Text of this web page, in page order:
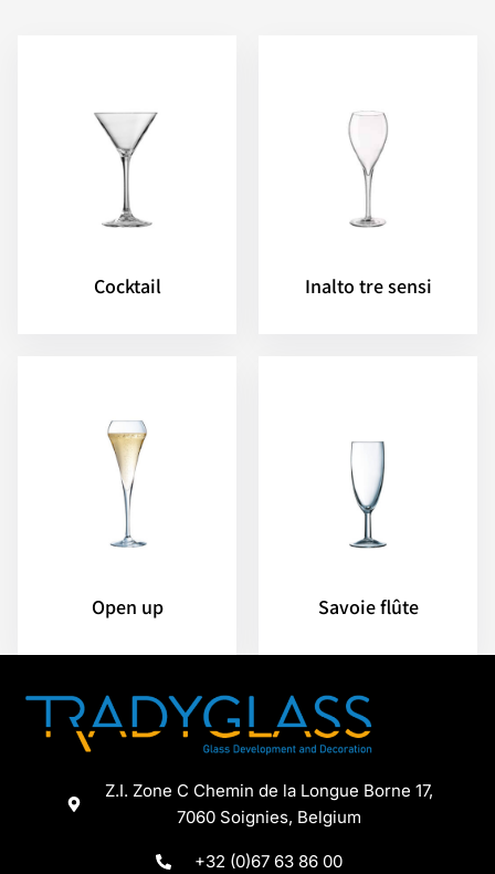
Cocktail Inalto tre sensi
Open up Savoie flûte
Z.I. Zone C Chemin de la Longue Borne 17,
7060 Soignies, Belgium
+32 (0)67 63 86 00